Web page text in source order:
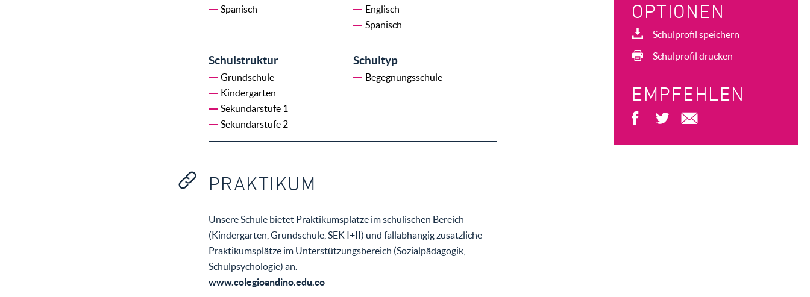
OPTIONEN
Schulprofil speichern
Schulprofil drucken
EMPFEHLEN
Spanisch
Englisch
Spanisch
Schulstruktur
Grundschule
Kindergarten
Sekundarstufe 1
Sekundarstufe 2
Schultyp
Begegnungsschule
PRAKTIKUM
Unsere Schule bietet Praktikumsplätze im schulischen Bereich
(Kindergarten, Grundschule, SEK I+II) und fallabhängig zusätzliche
Praktikumsplätze im Unterstützungsbereich (Sozialpädagogik,
Schulpsychologie) an.
www.colegioandino.edu.co